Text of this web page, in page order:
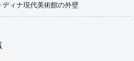
ディナ現代美術館の外壁